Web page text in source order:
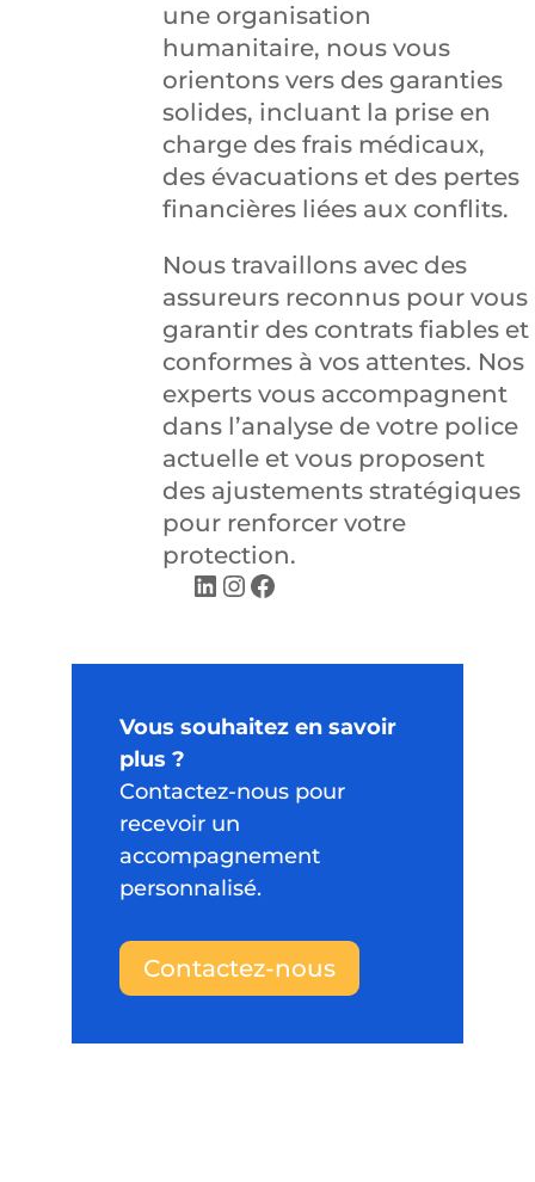
une organisation
humanitaire, nous vous
orientons vers des garanties
solides, incluant la prise en
charge des frais médicaux,
des évacuations et des pertes
financières liées aux conflits.
Nous travaillons avec des
assureurs reconnus pour vous
garantir des contrats fiables et
conformes à vos attentes. Nos
experts vous accompagnent
dans l’analyse de votre police
actuelle et vous proposent
des ajustements stratégiques
pour renforcer votre
protection.
LinkedIn
Instagram
Facebook
Vous souhaitez en savoir
plus ?
Contactez-nous pour
recevoir un
accompagnement
personnalisé.
Contactez-nous